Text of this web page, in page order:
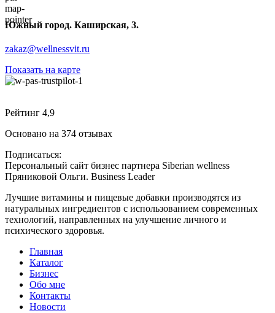
Южный город. Каширская, 3.
zakaz@wellnessvit.ru
Показать на карте
Рейтинг 4,9
Основано на 374 отзывах
Подписаться:
Персональный сайт бизнес партнера Siberian wellness
Пряниковой Ольги. Business Leader
Лучшие витамины и пищевые добавки производятся из
натуральных ингредиентов с использованием современных
технологий, направленных на улучшение личного и
психического здоровья.
Главная
Каталог
Бизнес
Обо мне
Контакты
Новости